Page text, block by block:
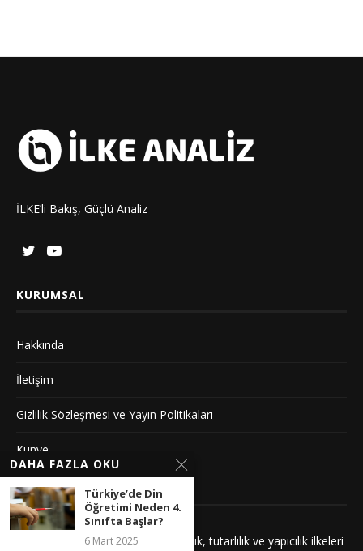
İLKE’li Bakış, Güçlü Analiz
KURUMSAL
Hakkında
İletişim
Gizlilik Sözleşmesi ve Yayın Politikaları
Künye
YAYIN İLKELERIMIZ
Yayınlarımız adalet, saygı, kuşatıcılık, tutarlılık ve yapıcılık ilkeleri
DAHA FAZLA OKU
Türkiye’de Din
Öğretimi Neden 4.
Sınıfta Başlar?
6 Mart 2025